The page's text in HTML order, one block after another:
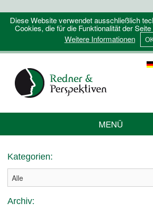
Diese Website verwendet ausschließlich
Cookies, die für die Funktionalität der
Weitere Informationen
MENÜ
Kategorien:
Archiv: